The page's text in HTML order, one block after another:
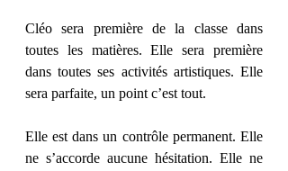
Cléo sera première de la classe dans
toutes les matières. Elle sera première
dans toutes ses activités artistiques. Elle
sera parfaite, un point c’est tout.
Elle est dans un contrôle permanent. Elle
ne s’accorde aucune hésitation. Elle ne